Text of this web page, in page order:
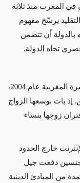
في المغرب منذ ثلاثة
يرسّخ مفهوم
بالدولة أن تتضمن
تجاه الدولة.
حرية المرأة: منذ إقرار ما يعرف بمدوّنة الأسرة المغربية عام 2004،
إذ بات بوسعها الزواج
زوجها بنساء
خارج الحدود
دفعت جيل
من المبادئ الدينية